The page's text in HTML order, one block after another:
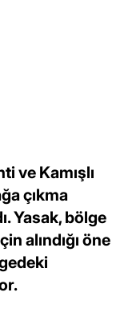
ve Kamışlı
çıkma
Yasak, bölge
alındığı öne